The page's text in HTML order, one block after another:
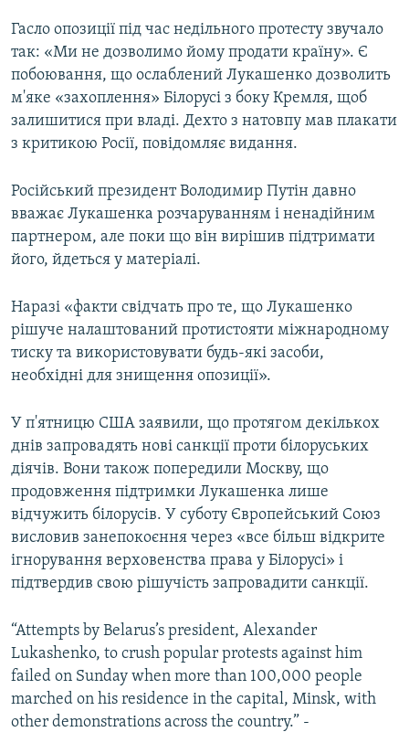
Гасло опозиції під час недільного протесту звучало
так: «Ми не дозволимо йому продати країну». Є
побоювання, що ослаблений Лукашенко дозволить
м'яке «захоплення» Білорусі з боку Кремля, щоб
залишитися при владі. Дехто з натовпу мав плакати
з критикою Росії, повідомляє видання.
Російський президент Володимир Путін давно
вважає Лукашенка розчаруванням і ненадійним
партнером, але поки що він вирішив підтримати
його, йдеться у матеріалі.
Наразі «факти свідчать про те, що Лукашенко
рішуче налаштований протистояти міжнародному
тиску та використовувати будь-які засоби,
необхідні для знищення опозиції».
У п'ятницю США заявили, що протягом декількох
днів запровадять нові санкції проти білоруських
діячів. Вони також попередили Москву, що
продовження підтримки Лукашенка лише
відчужить білорусів. У суботу Європейський Союз
висловив занепокоєння через «все більш відкрите
ігнорування верховенства права у Білорусі» і
підтвердив свою рішучість запровадити санкції.
“Attempts by Belarus’s president, Alexander
Lukashenko, to crush popular protests against him
failed on Sunday when more than 100,000 people
marched on his residence in the capital, Minsk, with
other demonstrations across the country.” -